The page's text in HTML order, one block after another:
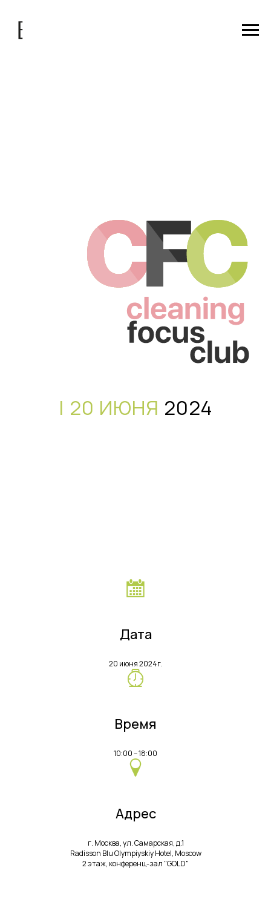
| 20 ИЮНЯ 2024
Дата
20 июня 2024г.
Время
10:00 – 18:00
Адрес
г. Москва, ул. Самарская, д.1
Radisson Blu Olympiyskiy Hotel, Moscow
2 этаж, конференц-зал "GOLD"